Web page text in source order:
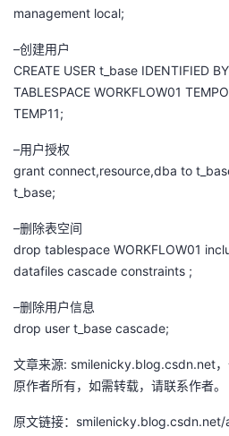
客
论
坛
的
圈
我
的
播
我
活
动
的
关
注
我
的
开
发
者
学
我
的
Programs
我
的
持
management local;
–创建用户
CREATE USER t_base IDENTIFIED
TABLESPACE WORKFLOW01
TEMP11;
–用户授权
grant connect,resource,dba to
t_base;
–删除表空间
drop tablespace WORKFLOW01
datafiles cascade constraints ;
–删除用户信息
drop user t_base cascade;
文章来源: smilenicky.blog.csdn.net
原作者所有，如需转载，请联系作者。
原文链接：